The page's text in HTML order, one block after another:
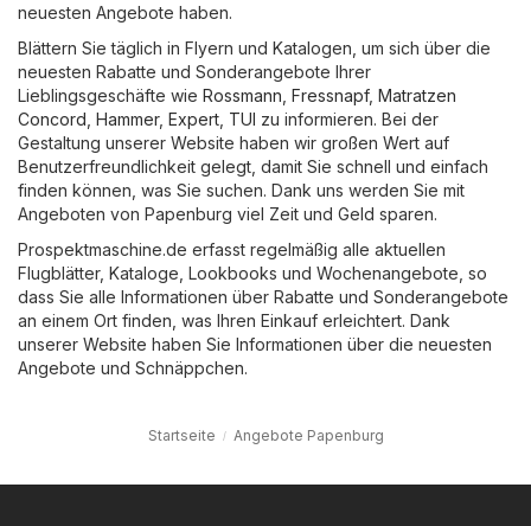
neuesten Angebote haben.
Blättern Sie täglich in Flyern und Katalogen, um sich über die
neuesten Rabatte und Sonderangebote Ihrer
Lieblingsgeschäfte wie Rossmann Fressnapf, Matratzen
Concord Hammer, Expert TUI zu informieren. Bei der
Gestaltung unserer Website haben wir großen Wert auf
Benutzerfreundlichkeit gelegt, damit Sie schnell und einfach
finden können, was Sie suchen. Dank uns werden Sie mit
Angeboten von Papenburg viel Zeit und Geld sparen.
Prospektmaschine.de erfasst regelmäßig alle aktuellen
Flugblätter, Kataloge, Lookbooks und Wochenangebote, so
dass Sie alle Informationen über Rabatte und Sonderangebote
an einem Ort finden, was Ihren Einkauf erleichtert. Dank
unserer Website haben Sie Informationen über die neuesten
Angebote und Schnäppchen.
Startseite Angebote Papenburg